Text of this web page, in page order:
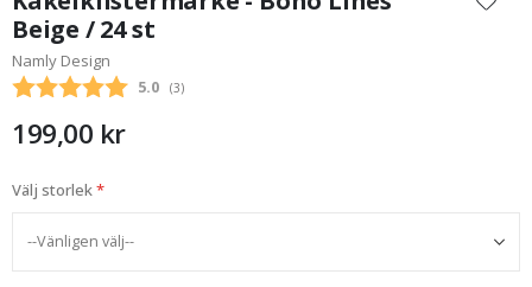
början
av
bildgalleriet
Beige / 24 st
Namly Design
Snittbetyg:
5.0 (röster:
3)
199,00 kr
Välj storlek